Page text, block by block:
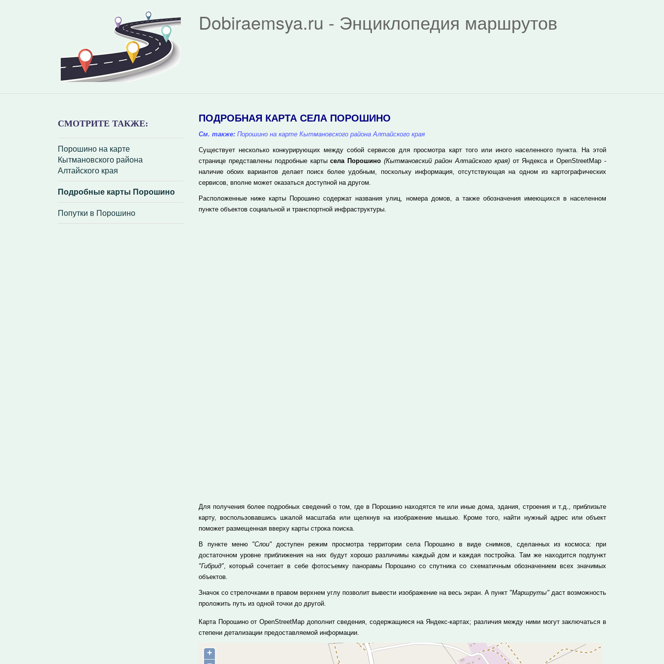
Dobiraemsya.ru - Энциклопедия маршрутов
СМОТРИТЕ ТАКЖЕ:
Порошино на карте
Кытмановского района
Алтайского края
Подробные карты Порошино
Попутки в Порошино
ПОДРОБНАЯ КАРТА СЕЛА ПОРОШИНО
См. также: Порошино на карте Кытмановского района Алтайского края
Существует несколько конкурирующих между собой сервисов для просмотра карт того или иного населенного пункта. На этой
странице представлены подробные картысела Порошино (Кытмановский район Алтайского края)от Яндекса и OpenStreetMap -
наличие обоих вариантов делает поиск более удобным, поскольку информация, отсутствующая на одном из картографических
сервисов, вполне может оказаться доступной на другом.
Расположенные ниже карты Порошино содержат названия улиц, номера домов, а также обозначения имеющихся в населенном
пункте объектов социальной и транспортной инфраструктуры.
Для получения более подробных сведений о том, где в Порошино находятся те или иные дома, здания, строения и т.д., приблизьте
карту, воспользовавшись шкалой масштаба или щелкнув на изображение мышью. Кроме того, найти нужный адрес или объект
поможет размещенная вверху карты строка поиска.
В пункте меню "Слои" доступен режим просмотра территории села Порошино в виде снимков, сделанных из космоса: при
достаточном уровне приближения на них будут хорошо различимы каждый дом и каждая постройка. Там же находится подпункт
"Гибрид", который сочетает в себе фотосъемку панорамы Порошино со спутника со схематичным обозначением всех значимых
объектов.
Значок со стрелочками в правом верхнем углу позволит вывести изображение на весь экран. А пункт "Маршруты"даст возможность
проложить путь из одной точки до другой.
Карта Порошино от OpenStreetMap дополнит сведения, содержащиеся на Яндекс-картах; различия между ними могут заключаться в
степени детализации предоставляемой информации.
+